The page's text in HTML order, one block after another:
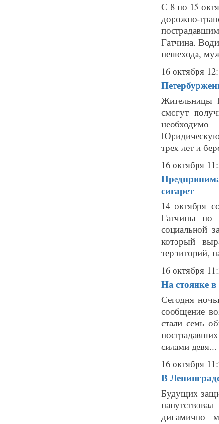
С 8 по 15
дорожно-
Гатчина.
пешехода,
16 октября
Жительницы
смогут
необходимо
трех лет и
16 октября
сигарет
14 октября
Гатчины по
социальной
который
территорий,
16 октября
На стоянке в
Сегодня
сообщение
стали семь
силами девя...
16 октября
В
Будущих
динамично